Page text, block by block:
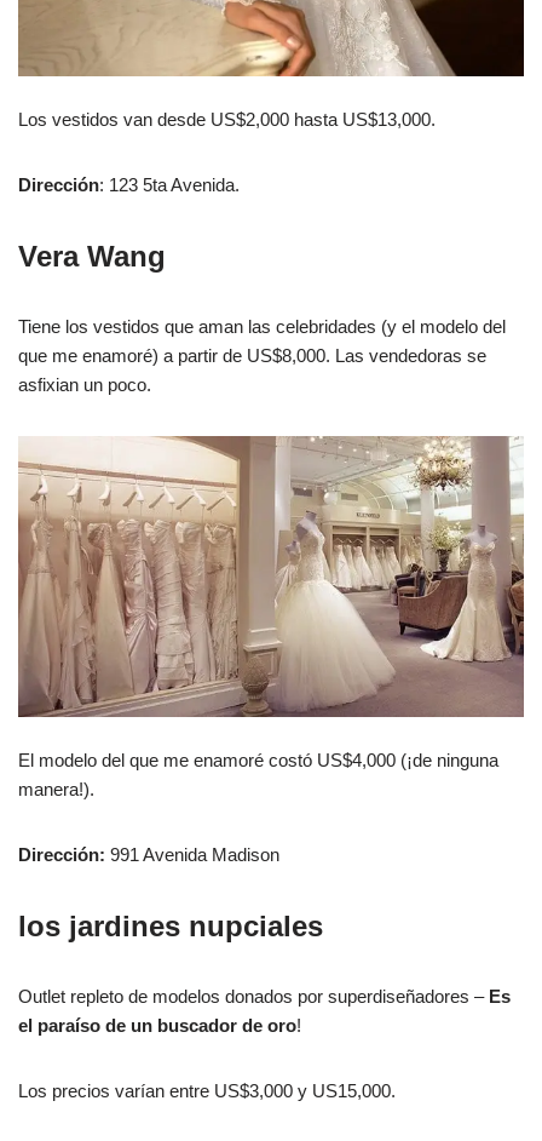
Los vestidos van desde US$2,000 hasta US$13,000.
Dirección: 123 5ta Avenida.
Vera Wang
Tiene los vestidos que aman las celebridades (y el modelo del
que me enamoré) a partir de US$8,000. Las vendedoras se
asfixian un poco.
El modelo del que me enamoré costó US$4,000 (¡de ninguna
manera!).
Dirección: 991 Avenida Madison
los jardines nupciales
Outlet repleto de modelos donados por superdiseñadores – Es
el paraíso de un buscador de oro!
Los precios varían entre US$3,000 y US15,000.